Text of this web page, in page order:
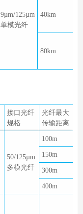
9µm/125µm
单模光纤
40km
80km
接口光纤
规格
光纤最大
传输距离
50/125µm
多模光纤
100m
150m
300m
400m